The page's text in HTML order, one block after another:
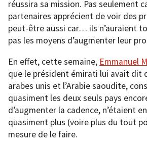
réussira sa mission. Pas seulement
partenaires apprécient de voir des
peut-être aussi car… ils n’auraient
pas les moyens d’augmenter leur
En effet, cette semaine, Emmanuel
que le président émirati lui avait dit
arabes unis et l’Arabie saoudite,
quasiment les deux seuls pays
d’augmenter la cadence, n’étaient
quasiment plus (voire plus du tout
mesure de le faire.